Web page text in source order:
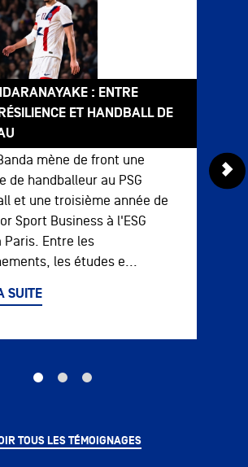
: ENTRE
ET HANDBALL DE
seulement 21 ans, Ethan
mène de front une
de handballeur au PSG
et une troisième année de
Sport Business à l'ESG
Paris. Entre les
les études e...
SUITE
TOUS LES TÉMOIGNAGES